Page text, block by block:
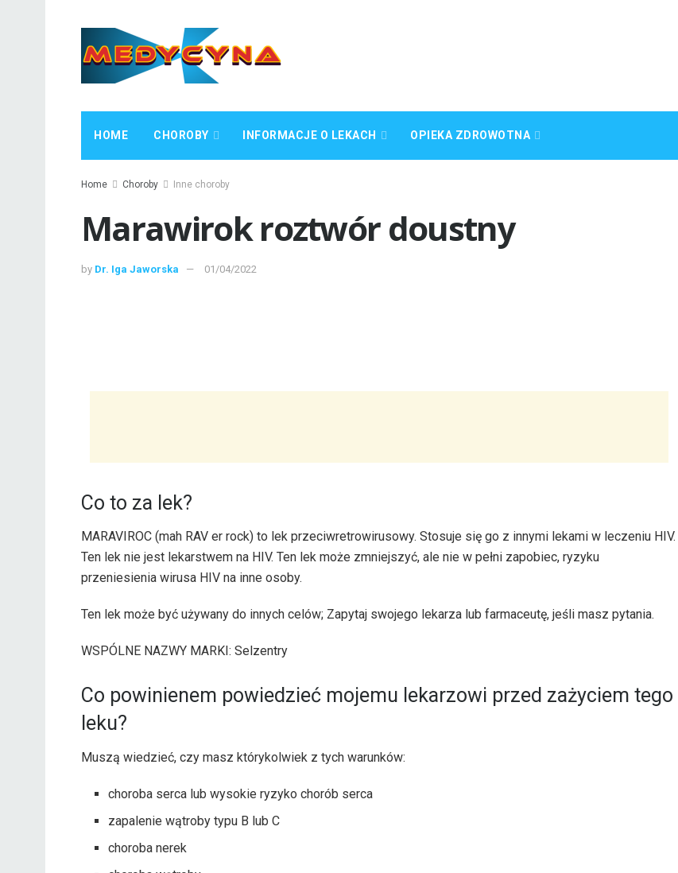
HOME CHOROBY INFORMACJE O LEKACH OPIEKA ZDROWOTNA
Home Choroby Inne choroby
Marawirok roztwór doustny
by Dr. Iga Jaworska 01/04/2022
Co to za lek?
MARAVIROC (mah RAV er rock) to lek przeciwretrowirusowy. Stosuje się go z innymi lekami w leczeniu HIV.
Ten lek nie jest lekarstwem na HIV. Ten lek może zmniejszyć, ale nie w pełni zapobiec, ryzyku
przeniesienia wirusa HIV na inne osoby.
Ten lek może być używany do innych celów; Zapytaj swojego lekarza lub farmaceutę, jeśli masz pytania.
WSPÓLNE NAZWY MARKI: Selzentry
Co powinienem powiedzieć mojemu lekarzowi przed zażyciem tego
leku?
Muszą wiedzieć, czy masz którykolwiek z tych warunków:
choroba serca lub wysokie ryzyko chorób serca
zapalenie wątroby typu B lub C
choroba nerek